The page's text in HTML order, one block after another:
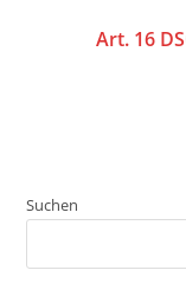
Art. 16
Suchen